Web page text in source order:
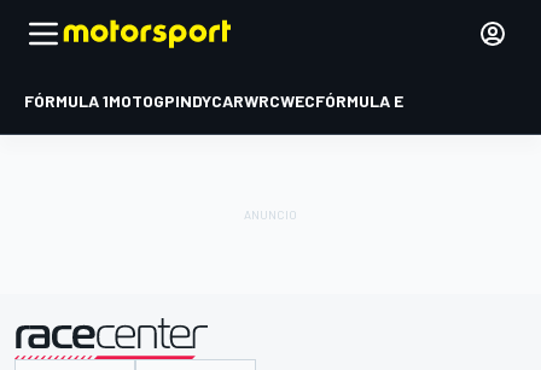
FÓRMULA 1MOTOGPINDYCARWRCWECFÓRMULA E